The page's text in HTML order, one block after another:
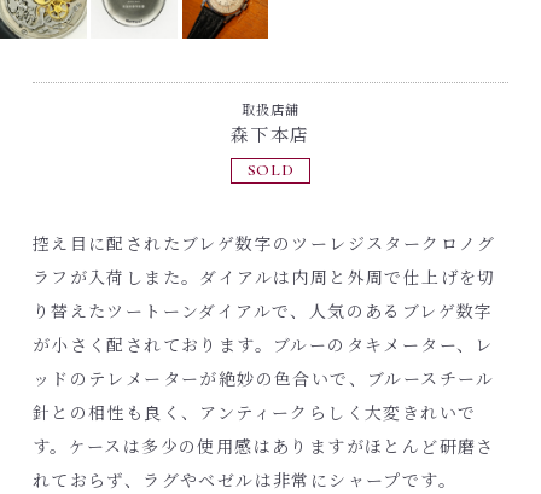
取扱店舗
森下本店
SOLD
控え目に配されたブレゲ数字のツーレジスタークロノグ
ラフが入荷しまた。ダイアルは内周と外周で仕上げを切
り替えたツートーンダイアルで、人気のあるブレゲ数字
が小さく配されております。ブルーのタキメーター、レ
ッドのテレメーターが絶妙の色合いで、ブルースチール
針との相性も良く、アンティークらしく大変きれいで
す。ケースは多少の使用感はありますがほとんど研磨さ
れておらず、ラグやベゼルは非常にシャープです。